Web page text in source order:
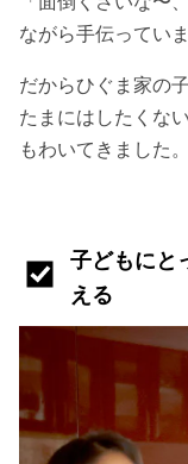
ながら手伝っていま
だからひぐま家の
たまにはしたくな
もわいてきました。
子どもにと
える